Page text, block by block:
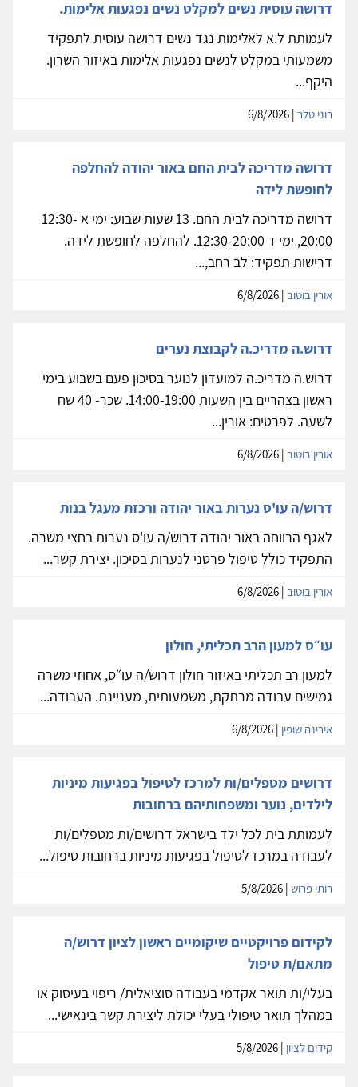
דרושה עוסית נשים למקלט נשים נפגעות אלימות.
לעמותת ל.א לאלימות נגד נשים דרושה עוסית לתפקיד
משמעותי במקלט לנשים נפגעות אלימות באיזור השרון.
היקף...
רוני טלר
דרושה מדריכה לבית החם באור יהודה להחלפה
לחופשת לידה
דרושה מדריכה לבית החם. 13 שעות שבוע: ימי א 12:30-
20:00, ימי ד 12:30-20:00. להחלפה לחופשת לידה.
דרישות תפקיד: לב רחב,...
אורין בוטוב
דרוש.ה מדריכ.ה לקבוצת נערים
דרוש.ה מדריכ.ה למועדון לנוער בסיכון פעם בשבוע בימי
ראשון בצהריים בין השעות 14:00-19:00. שכר- 40 שח
לשעה. לפרטים: אורין...
אורין בוטוב
דרוש/ה עו'ס נערות באור יהודה ורכזת מעגל בנות
לאגף הרווחה באור יהודה דרוש/ה עו'ס נערות בחצי משרה.
התפקיד כולל טיפול פרטני לנערות בסיכון. יצירת קשר...
אורין בוטוב
עו״ס למעון הרב תכליתי, חולון
למעון רב תכליתי באיזור חולון דרוש/ה עו״ס, אחוזי משרה
גמישים עבודה מרתקת, משמעותית, מעניינת. העבודה...
אירינה שופין
דרושים מטפלים/ות למרכז לטיפול בפגיעות מיניות
לילדים, נוער ומשפחותיהם ברחובות
לעמותת בית לכל ילד בישראל דרושים/ות מטפלים/ות
לעבודה במרכז לטיפול בפגיעות מיניות ברחובות טיפול...
רותי פרוש
לקידום פרויקטיים שיקומיים ראשון לציון דרוש/ה
מתאם/ת טיפול
בעלי/ות תואר אקדמי בעבודה סוציאלית/ ריפוי בעיסוק או
במהלך תואר טיפולי בעלי יכולת ליצירת קשר בינאישי...
קידום לציון